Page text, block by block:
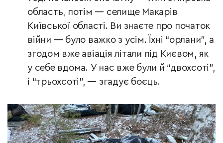
область, потім — селище Макарів
Київської області. Ви знаєте про початок
війни — було важко з усім. Їхні “орлани”, а
згодом вже авіація літали під Києвом, як
у себе вдома. У нас вже були й “двохсоті”,
і “трьохсоті”, — згадує боєць.